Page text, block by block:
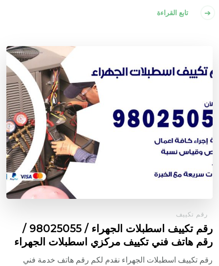
تابع القراءة
رقم تكييف
رقم تكييف اسطبلات الجهراء / 98025055 /
رقم هاتف فني تكييف مركزي اسطبلات الجهراء
رقم تكييف اسطبلات الجهراء نقدم لكم رقم هاتف خدمة فني